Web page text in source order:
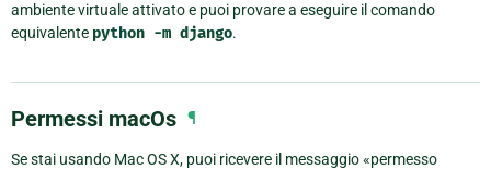
ambiente virtuale attivato e puoi provare a eseguire il comando
equivalente python -m django.
Permessi macOs ¶
Se stai usando Mac OS X, puoi ricevere il messaggio «permesso